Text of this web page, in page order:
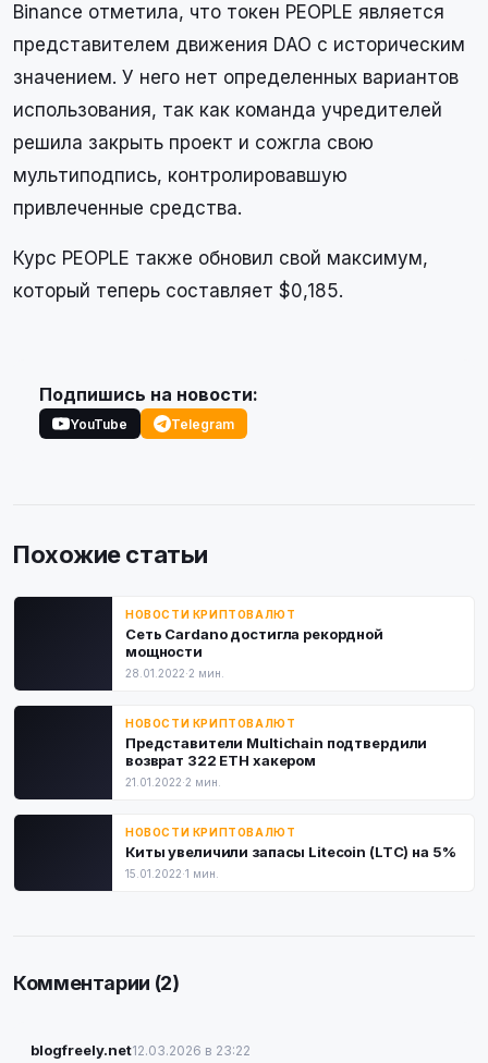
Binance отметила, что токен PEOPLE является
представителем движения DAO с историческим
значением. У него нет определенных вариантов
использования, так как команда учредителей
решила закрыть проект и сожгла свою
мультиподпись, контролировавшую
привлеченные средства.
Курс PEOPLE также обновил свой максимум,
который теперь составляет $0,185.
Подпишись на новости:
YouTube Telegram
Похожие статьи
НОВОСТИ КРИПТОВАЛЮТ
Сеть Cardano достигла рекордной
мощности
28.01.2022·2 мин.
НОВОСТИ КРИПТОВАЛЮТ
Представители Multichain подтвердили
возврат 322 ETH хакером
21.01.2022·2 мин.
НОВОСТИ КРИПТОВАЛЮТ
Киты увеличили запасы Litecoin (LTC) на 5%
15.01.2022·1 мин.
Комментарии (2)
blogfreely.net12.03.2026 в 23:22